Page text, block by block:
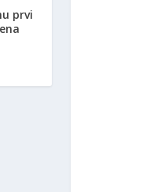
prvi